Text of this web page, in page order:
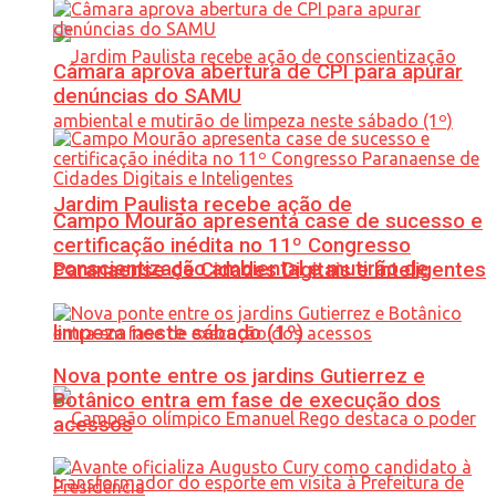
Jardim Paulista recebe ação de
conscientização ambiental e mutirão de
limpeza neste sábado (1º)
Câmara aprova abertura de CPI para apurar
denúncias do SAMU
Campo Mourão apresenta case de sucesso e
certificação inédita no 11º Congresso
Paranaense de Cidades Digitais e Inteligentes
Nova ponte entre os jardins Gutierrez e
Botânico entra em fase de execução dos
acessos